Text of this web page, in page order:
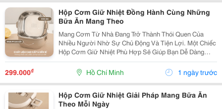
Hộp Cơm Giữ Nhiệt Đồng Hành Cùng Những
Bữa Ăn Mang Theo
Mang Cơm Từ Nhà Đang Trở Thành Thói Quen Của
Nhiều Người Nhờ Sự Chủ Động Và Tiện Lợi. Một Chiếc
Hộp Cơm Giữ Nhiệt Phù Hợp Sẽ Giúp Bạn Dễ Dàng
Chuẩn Bị Bữa Ăn Để Mang Đến Trường, Văn Phòng
Hoặc Sử Dụng Trong Những Chuyến Đi Mà Không Mất
Nhiều Thời...
299.000₫ Hồ Chí Minh 1 ngày trước
Hộp Cơm Giữ Nhiệt Giải Pháp Mang Bữa Ăn
Theo Mỗi Ngày